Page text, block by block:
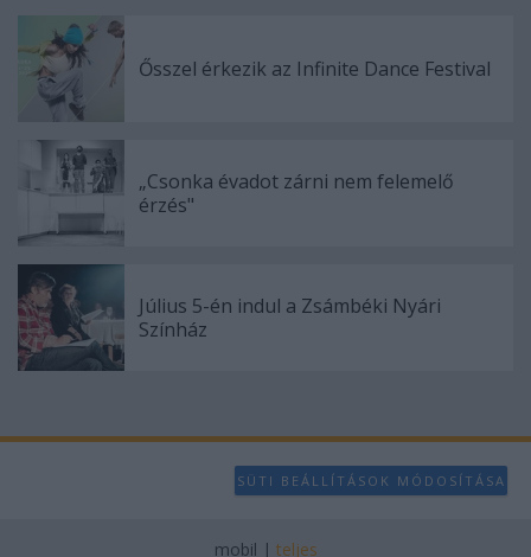
Ősszel érkezik az Infinite Dance Festival
„Csonka évadot zárni nem felemelő
érzés"
Július 5-én indul a Zsámbéki Nyári
Színház
SÜTI BEÁLLÍTÁSOK MÓDOSÍTÁSA
mobil | teljes